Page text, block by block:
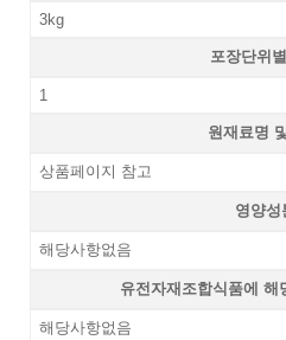
3kg
포장단위
1
원재료명
상품페이지 참고
영양성
해당사항없음
유전자재조합식품에 해
해당사항없음